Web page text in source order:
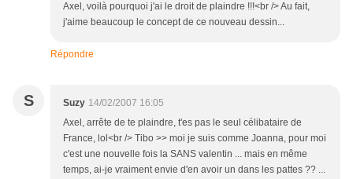
Axel, voilà pourquoi j'ai le droit de plaindre !!!<br /> Au fait,
j'aime beaucoup le concept de ce nouveau dessin...
Répondre
S Suzy 14/02/2007 16:05
Axel, arrête de te plaindre, t'es pas le seul célibataire de
France, lol<br /> Tibo >> moi je suis comme Joanna, pour moi
c'est une nouvelle fois la SANS valentin ... mais en même
temps, ai-je vraiment envie d'en avoir un dans les pattes ?? ...